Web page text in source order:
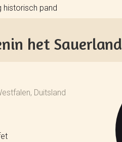
historisch pand
het Sauerland
Duitsland